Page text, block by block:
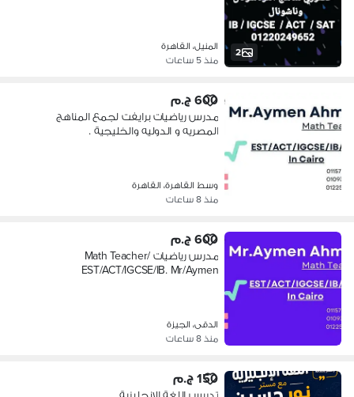
2
المنيل، القاهرة
منذ 5 ساعات
600 ج.م
مدرس رياضيات برايفت لجمع المناهج
المصريه و الدوليه والخليجية .
وسط القاهرة، القاهرة
منذ 8 ساعات
600 ج.م
مدرس رياضيات /Math Teacher
EST/ACT/IGCSE/IB. Mr/Aymen
الدقى، الجيزة
منذ 8 ساعات
150 ج.م